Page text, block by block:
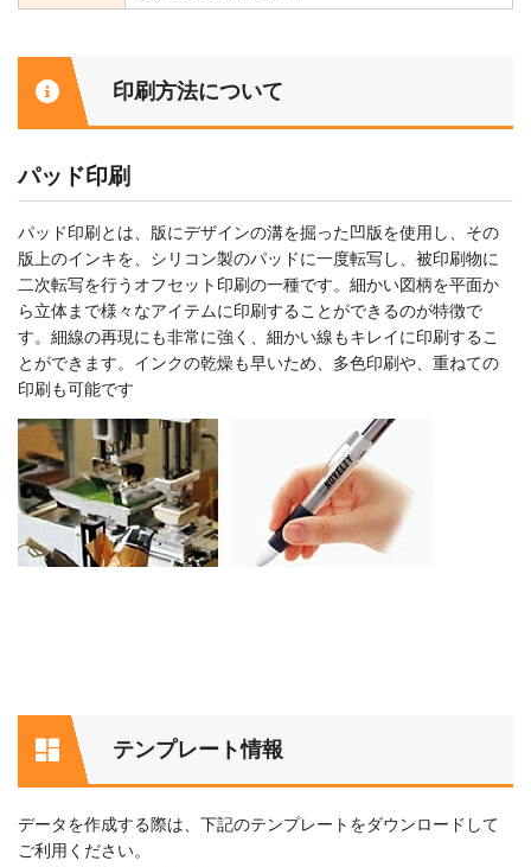
印刷方法について
パッド印刷
パッド印刷とは、版にデザインの溝を掘った凹版を使用し、その
版上のインキを、シリコン製のパッドに一度転写し、被印刷物に
二次転写を行うオフセット印刷の一種です。細かい図柄を平面か
ら立体まで様々なアイテムに印刷することができるのが特徴で
す。細線の再現にも非常に強く、細かい線もキレイに印刷するこ
とができます。インクの乾燥も早いため、多色印刷や、重ねての
印刷も可能です
テンプレート情報
データを作成する際は、下記のテンプレートをダウンロードして
ご利用ください。